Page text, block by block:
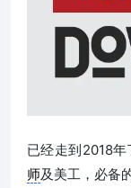
已经走到2018
师及美工，必备